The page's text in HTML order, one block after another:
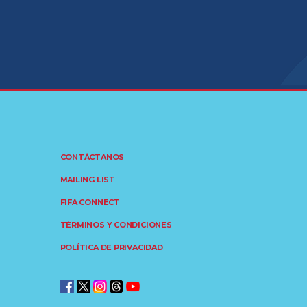
CONTÁCTANOS
MAILING LIST
FIFA CONNECT
TÉRMINOS Y CONDICIONES
POLÍTICA DE PRIVACIDAD